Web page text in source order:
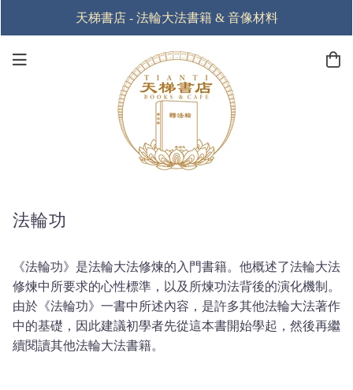
天梯書店 - 法輪大法書籍 & 音像材料
法輪功
《法輪功》是法輪大法修煉的入門書籍。他概述了法輪大法
修煉中所要求的心性標準，以及所煉功法背後的演化機制。
由於《法輪功》一書中所述內容，是許多其他法輪大法著作
中的基礎，因此建議初學者先從這本書開始學起，然後再繼
續閱讀其他法輪大法書籍。